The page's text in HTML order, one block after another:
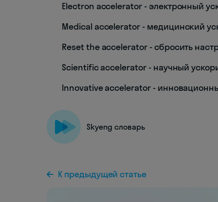
Electron accelerator - электронный
Medical accelerator - медицинский
Reset the accelerator - сбросить
Scientific accelerator - научный
Innovative accelerator -
Skyeng словарь
К предыдущей статье